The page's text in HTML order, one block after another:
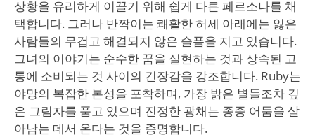
상황을 유리하게 이끌기 위해 쉽게 다른 페르소나를 채
택합니다. 그러나 반짝이는 쾌활한 허세 아래에는 잃은
사람들의 무겁고 해결되지 않은 슬픔을 지고 있습니다.
그녀의 이야기는 순수한 꿈을 실현하는 것과 상속된 고
통에 소비되는 것 사이의 긴장감을 강조합니다. Ruby는
야망의 복잡한 본성을 포착하며, 가장 밝은 별들조차 깊
은 그림자를 품고 있으며 진정한 광채는 종종 어둠을 살
아남는 데서 온다는 것을 증명합니다.